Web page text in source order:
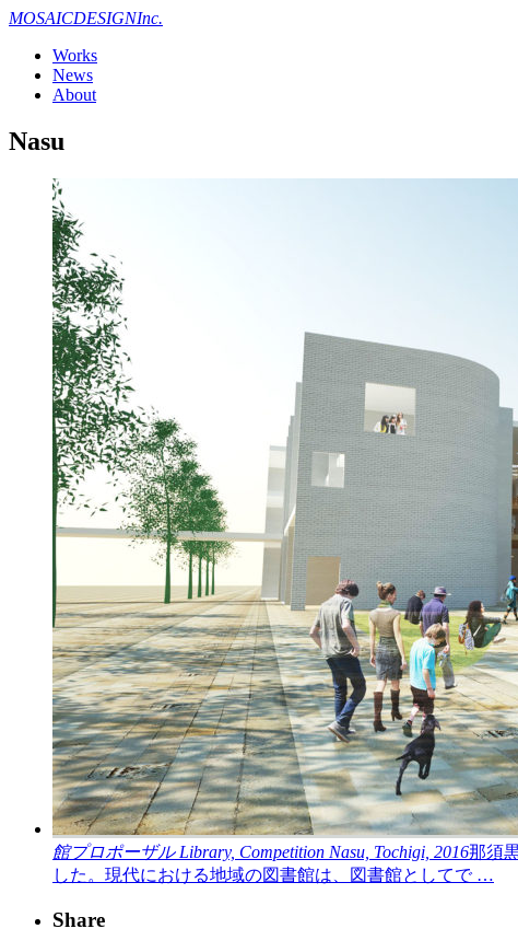
MOSAICDESIGNInc.
Works
News
About
Nasu
館プロポーザル Library, Competition Nasu, Tochigi, 2016那須
した。現代における地域の図書館は、図書館としてで …
Share